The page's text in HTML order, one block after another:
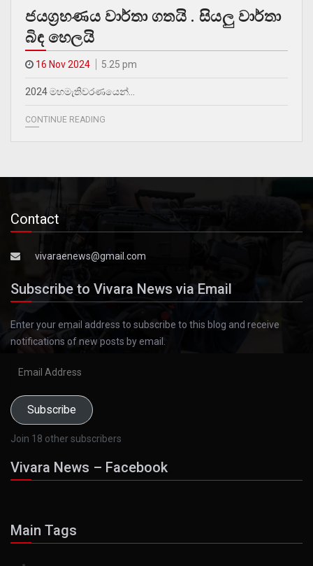
ජයග්‍රහණය වාර්තා ගතයි . සියලු වාර්තා
බිඳ හෙලයි
16 Nov 2024 5.25 pm
2024 මහමැතිවරණයෙන්…
CONTINUE READING
Contact
vivaraenews@gmail.com
Subscribe to Vivara News via Email
Enter your email address to subscribe to this blog and receive
notifications of new posts by email.
Subscribe
Join 18 other subscribers
Vivara News – Facebook
Main Tags